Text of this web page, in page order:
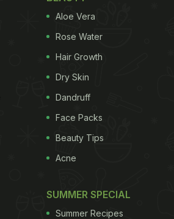
Aloe Vera
Rose Water
Hair Growth
Dry Skin
Dandruff
Face Packs
Beauty Tips
Acne
SUMMER SPECIAL
Summer Recipes